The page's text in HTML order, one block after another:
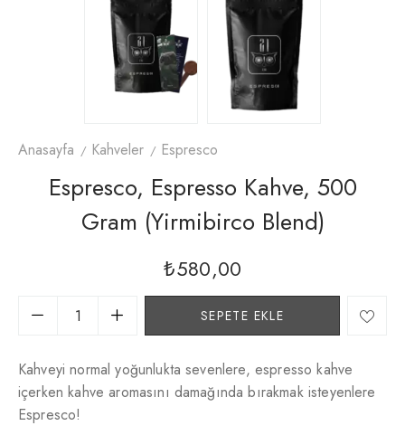
Anasayfa Kahveler Espresco
Espresco, Espresso Kahve, 500
Gram (yirmibirco Blend)
₺580,00
SEPETE EKLE
Kahveyi normal yoğunlukta sevenlere, espresso kahve
içerken kahve aromasını damağında bırakmak isteyenlere
Espresco!